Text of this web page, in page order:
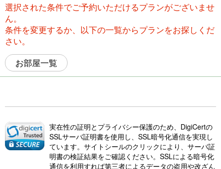
選択された条件でご予約いただけるプランがございませ
ん。
条件を変更するか、以下の一覧からプランをお探しくだ
さい。
お部屋一覧
実在性の証明とプライバシー保護のため、DigiCertの
SSLサーバ証明書を使用し、SSL暗号化通信を実現し
ています。サイトシールのクリックにより、サーバ証
明書の検証結果をご確認ください。SSLによる暗号化
通信を利用すれば第三者によるデータの盗用や改ざん